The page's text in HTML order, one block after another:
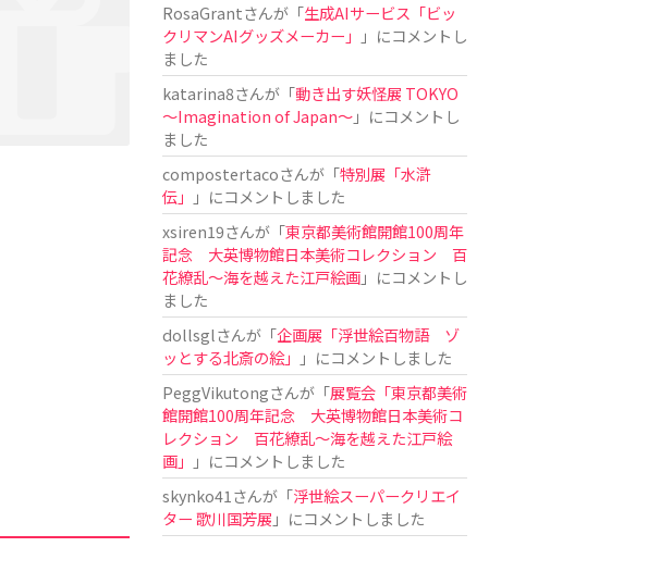
RosaGrantさんが「生成AIサービス「ビッ
クリマンAIグッズメーカー」
」にコメントし
ました
katarina8さんが「動き出す妖怪展 TOKYO
〜Imagination of Japan〜」にコメントし
ました
compostertacoさんが「特別展「水滸
伝」
」にコメントしました
xsiren19さんが「東京都美術館開館100周年
記念 大英博物館日本美術コレクション 百
花繚乱～海を越えた江戸絵画」にコメントし
ました
dollsglさんが「企画展「浮世絵百物語 ゾ
ッとする北斎の絵」
」にコメントしました
PeggVikutongさんが「展覧会「東京都美術
館開館100周年記念 大英博物館日本美術コ
レクション 百花繚乱〜海を越えた江戸絵
画」
」にコメントしました
skynko41 さんが「浮世絵スーパークリエイ
ター 歌川国芳展 」にコメントしました